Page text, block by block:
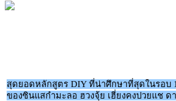
สุดยอดหลักสูตร DIY ที่น่าศึกษาที่สุดในรอบ
ของซินแสกำมะลอ ฮวงจุ้ย เฮี่ยงคงปวยแช ด